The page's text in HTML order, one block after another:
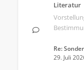
Literatur
Re:
29. Juli